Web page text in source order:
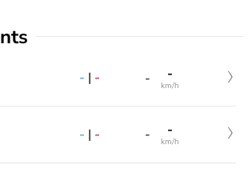
- | - - -
km/h
- | - - -
km/h